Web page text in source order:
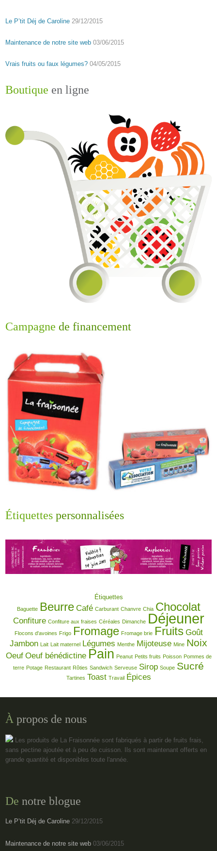
Le P’tit Déj de Caroline 29/12/2015
Maintenance de notre site web 03/06/2015
Vrais fruits ou faux légumes? 04/05/2015
Boutique en ligne
Campagne de financement
Étiquettes personnalisées
Étiquettes
Baguette Beurre Café Carburant Chanvre Chia Chocolat
Confiture Confiture aux fraises Céréales Dimanche Déjeuner
Flocons d'avoines Frigo Fromage Fromage brie Fruits Goût
Jambon Lait Lait maternel Légumes Menthe Mijoteuse Mine Noix
Oeuf Oeuf bénédictine Pain Peanut Petits fruits Poisson Pommes de
terre Potage Restaurant Rôties Sandwich Serveuse Sirop Soupe Sucré
Tartines Toast Travail Épices
À propos de nous
Les produits de La Fraisonnée sont fabriqués à partir de fruits frais,
sans pectine ajoutée et à peu de cuisson. Ils sont maintenant offerts en
grande quantité et disponibles toute l'année.
De notre blogue
Le P’tit Déj de Caroline 29/12/2015
Maintenance de notre site web 03/06/2015